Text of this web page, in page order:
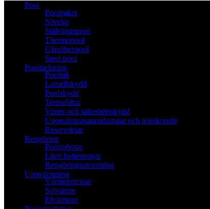
Pool
Poolpaket
Niveko
Stålväggspool
Thermopool
Glasfiberpool
Steel pool
Pooltäckning
Pooltak
Lamellskydd
Poolskydd
Termofiltar
Vinter-och säkerhetsskydd
Upprullningsanordningar och teleskoprör
Reservdelar
Rengöring
Poolrobotar
Liten bottensugar
Rengöringsutrustning
Uppvärmning
Värmepumpar
Solvärme
Elvärmare